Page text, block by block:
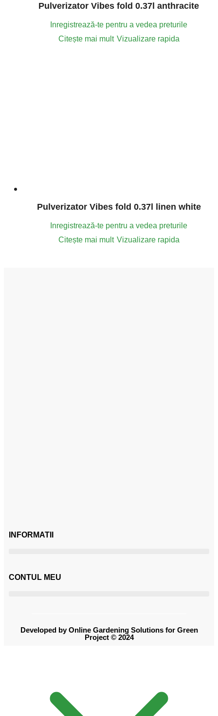
Pulverizator Vibes fold 0.37l anthracite
Inregistrează-te pentru a vedea preturile
Citește mai mult Vizualizare rapida
Pulverizator Vibes fold 0.37l linen white
Inregistrează-te pentru a vedea preturile
Citește mai mult Vizualizare rapida
INFORMATII
CONTUL MEU
Developed by Online Gardening Solutions for Green
Project © 2024